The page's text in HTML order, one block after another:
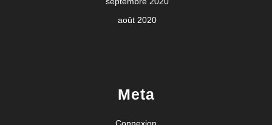
août 2020
Meta
Connexion